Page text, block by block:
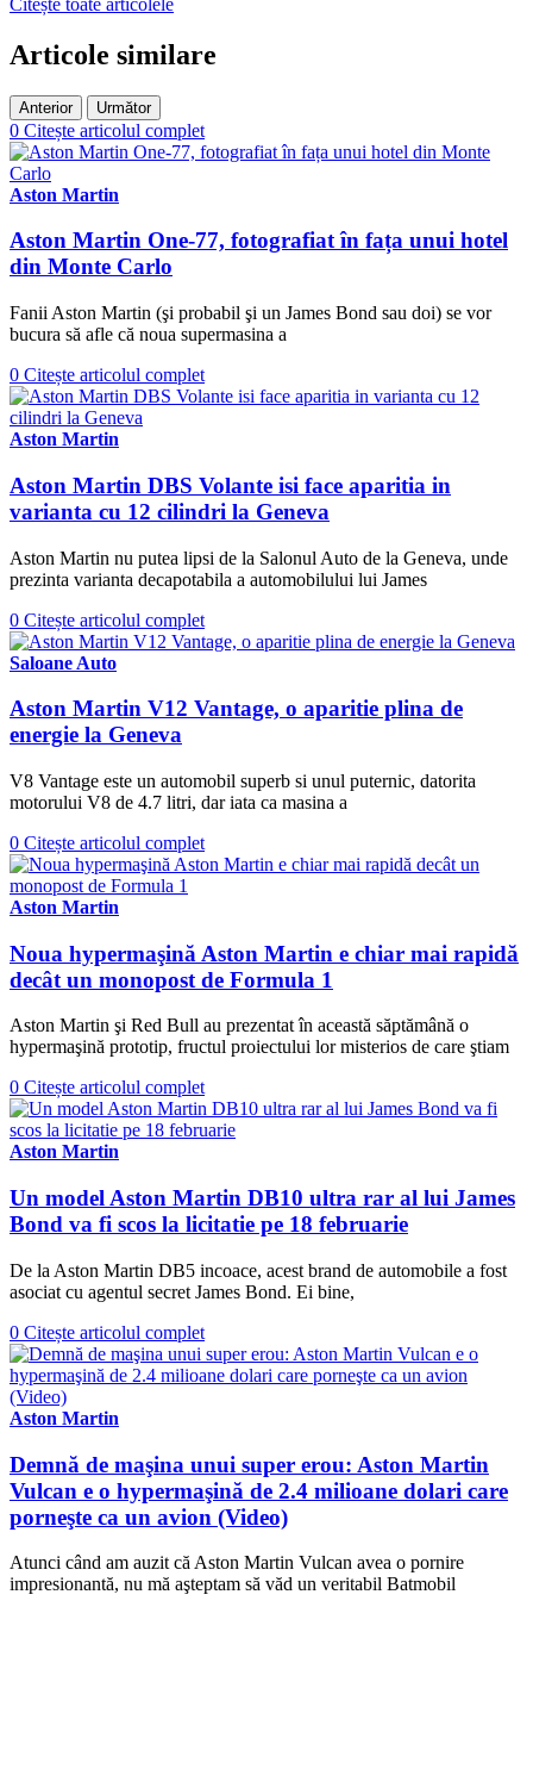
Articole similare
Anterior Următor
0 Citește articolul complet
Aston Martin
Aston Martin One-77, fotografiat în fața unui hotel
din Monte Carlo
Fanii Aston Martin (şi probabil şi un James Bond sau doi) se vor
bucura să afle că noua supermasina a
0 Citește articolul complet
Aston Martin
Aston Martin DBS Volante isi face aparitia in
varianta cu 12 cilindri la Geneva
Aston Martin nu putea lipsi de la Salonul Auto de la Geneva, unde
prezinta varianta decapotabila a automobilului lui James
0 Citește articolul complet
Saloane Auto
Aston Martin V12 Vantage, o aparitie plina de
energie la Geneva
V8 Vantage este un automobil superb si unul puternic, datorita
motorului V8 de 4.7 litri, dar iata ca masina a
0 Citește articolul complet
Aston Martin
Noua hypermaşină Aston Martin e chiar mai rapidă
decât un monopost de Formula 1
Aston Martin şi Red Bull au prezentat în această săptămână o
hypermaşină prototip, fructul proiectului lor misterios de care ştiam
0 Citește articolul complet
Aston Martin
Un model Aston Martin DB10 ultra rar al lui James
Bond va fi scos la licitatie pe 18 februarie
De la Aston Martin DB5 incoace, acest brand de automobile a fost
asociat cu agentul secret James Bond. Ei bine,
0 Citește articolul complet
Aston Martin
Demnă de maşina unui super erou: Aston Martin
Vulcan e o hypermaşină de 2.4 milioane dolari care
porneşte ca un avion (Video)
Atunci când am auzit că Aston Martin Vulcan avea o pornire
impresionantă, nu mă aşteptam să văd un veritabil Batmobil